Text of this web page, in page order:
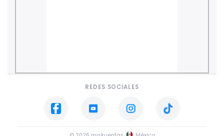
REDES SOCIALES